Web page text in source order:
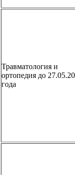
Травматология и
ортопедия до
года